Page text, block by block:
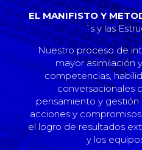
EL MANIFISTO Y
´s y las
Nuestro proceso de
mayor asimilación
competencias,
conversacionales
pensamiento y
acciones y
el logro de resultados
y los